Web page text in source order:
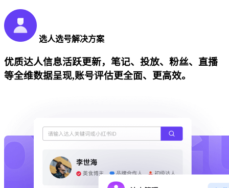
选人选号解决方案
优质达人信息活跃更新，笔记、投放、粉丝、直播
等全维数据呈现,账号评估更全面、更高效。